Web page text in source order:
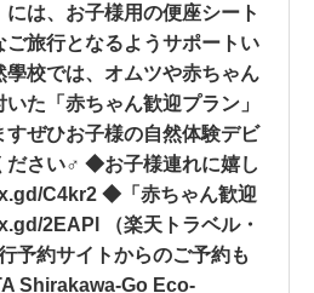
は、お子様用の便座シート
ご旅行となるようサポートい
學校では、オムツや赤ちゃん
た「赤ちゃん歓迎プラン」
すぜひお子様の自然体験デビ
ださい‍♂️ ◆お子様連れに嬉し
C4kr2 ◆「赤ちゃん歓迎
2EAPl （楽天トラベル・
予約サイトからのご予約も
Shirakawa-Go Eco-